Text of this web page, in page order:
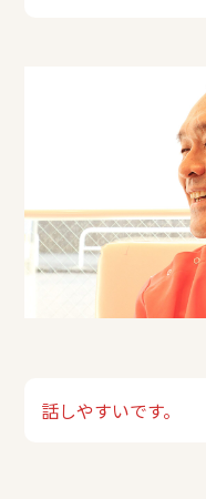
話しやすいです。